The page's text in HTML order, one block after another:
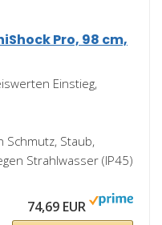
Pro, 98 cm,
Einstieg,
Schmutz, Staub,
Strahlwasser (IP45)
74,69 EUR